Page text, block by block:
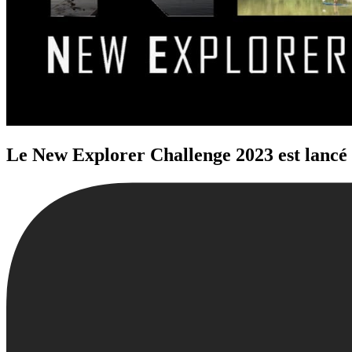
Le New Explorer Challenge 2023 est lancé